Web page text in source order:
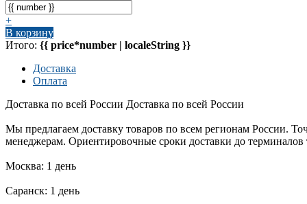
+
В корзину
Итого: {{ price*number | localeString }}
Доставка
Оплата
Доставка по всей России Доставка по всей России
Мы предлагаем доставку товаров по всем регионам России.
менеджерам. Ориентировочные сроки доставки до
Москва: 1 день
Саранск: 1 день